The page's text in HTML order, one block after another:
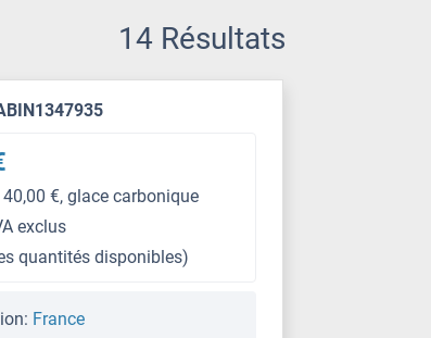
14 Résultats
€, glace carbonique
exclus
quantités disponibles)
France